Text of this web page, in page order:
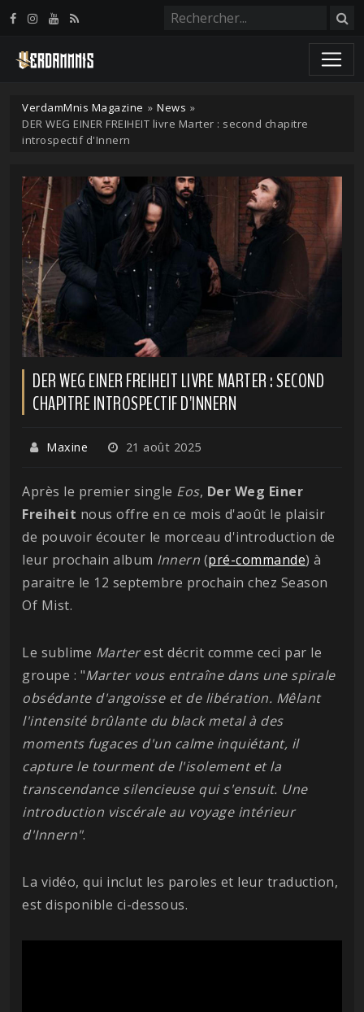
VerdamMnis Magazine » News »
DER WEG EINER FREIHEIT livre Marter : second chapitre
introspectif d'Innern
DER WEG EINER FREIHEIT LIVRE MARTER : SECOND
CHAPITRE INTROSPECTIF D'INNERN
Maxine 21 août 2025
Après le premier single Eos, Der Weg Einer
Freiheit nous offre en ce mois d'août le plaisir
de pouvoir écouter le morceau d'introduction de
leur prochain album Innern (pré-commande) à
paraitre le 12 septembre prochain chez Season
Of Mist.
Le sublime Marterest décrit comme ceci par le
groupe : "Marter vous entraîne dans une spirale
obsédante d'angoisse et de libération. Mêlant
l'intensité brûlante du black metal à des
moments fugaces d'un calme inquiétant, il
capture le tourment de l'isolement et la
transcendance silencieuse qui s'ensuit. Une
introduction viscérale au voyage intérieur
d'Innern".
La vidéo, qui inclut les paroles et leur traduction,
est disponible ci-dessous.
Panneau de gestion des cookies